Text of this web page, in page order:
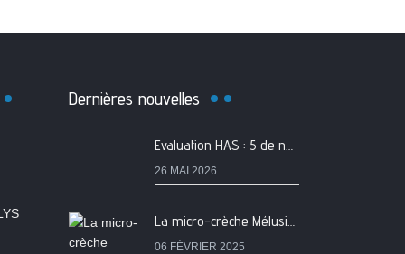
Dernières nouvelles
Evaluation HAS : 5 de nos services classés A
26 MAI 2026
La micro-crèche Mélusine passe au tarif de la PSU !
06 FÉVRIER 2025